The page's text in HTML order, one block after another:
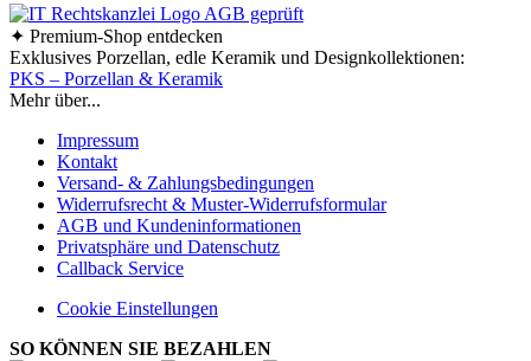
✦ Premium-Shop entdecken
Exklusives Porzellan, edle Keramik und Designkollektionen:
PKS – Porzellan & Keramik
Mehr über...
Impressum
Kontakt
Versand- & Zahlungsbedingungen
Widerrufsrecht & Muster-Widerrufsformular
AGB und Kundeninformationen
Privatsphäre und Datenschutz
Callback Service
Cookie Einstellungen
SO KÖNNEN SIE BEZAHLEN